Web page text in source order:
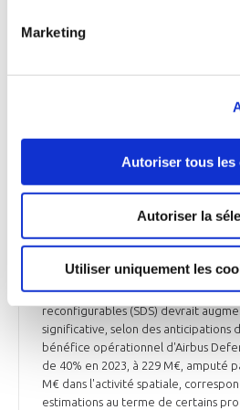
Marketing
Autoriser tous les
Autoriser la
Utiliser uniquement les
demande », assure Eva Berneke. La
qui a achevé son déploiement avec
Airbus et Thales devront
satellites de nouvelle
La base de coûts des satellites de
reconfigurables (SDS) devrait
significative, selon des anticipations
bénéfice opérationnel d'Airbus
de 40% en 2023, à 229 M€, amputé
M€ dans l'activité spatiale,
estimations au terme de certains